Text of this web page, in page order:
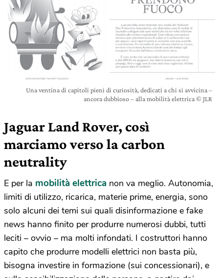
Una ventina di capitoli pieni di curiosità, dedicati a chi si avvicina –
ancora dubbioso – alla mobilità elettrica © JLR
Jaguar Land Rover, così
marciamo verso la carbon
neutrality
E per la mobilità elettrica non va meglio. Autonomia,
limiti di utilizzo, ricarica, materie prime, energia, sono
solo alcuni dei temi sui quali disinformazione e fake
news hanno finito per produrre numerosi dubbi, tutti
leciti – ovvio – ma molti infondati. I costruttori hanno
capito che produrre modelli elettrici non basta più,
bisogna investire in formazione (sui concessionari), e